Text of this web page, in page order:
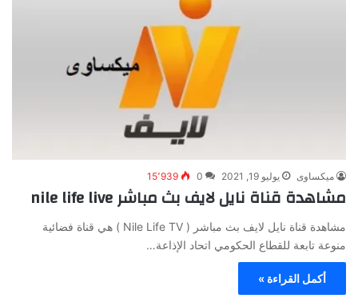
ميكساوى يوليو 19, 2021 0 15٬939
مشاهدة قناة نايل لايف بث مباشر nile life live
مشاهدة قناة نايل لايف بث مباشر ( Nile Life TV ) هي قناة فضائية
منوعة تابعة للقطاع الحكومي اتحاد الإذاعة…
أكمل القراءة »